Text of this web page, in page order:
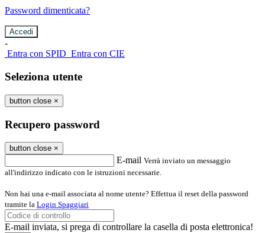
Password dimenticata?
-
Entra con SPID Entra con CIE
Seleziona utente
button close ×
Recupero password
button close ×
E-mail Verrà inviato un messaggio
all'indirizzo indicato con le istruzioni necessarie.
Non hai una e-mail associata al nome utente? Effettua il reset della password
tramite la Login Spaggiari
E-mail inviata, si prega di controllare la casella di posta elettronica!